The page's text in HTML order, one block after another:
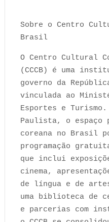
Sobre o Centro
Brasil
O Centro Cultural
(CCCB) é uma
governo da
vinculada ao
Esportes e
Paulista, o espaço
coreana no Brasil
programação
que inclui
cinema,
de língua e de
uma biblioteca de
e parcerias com